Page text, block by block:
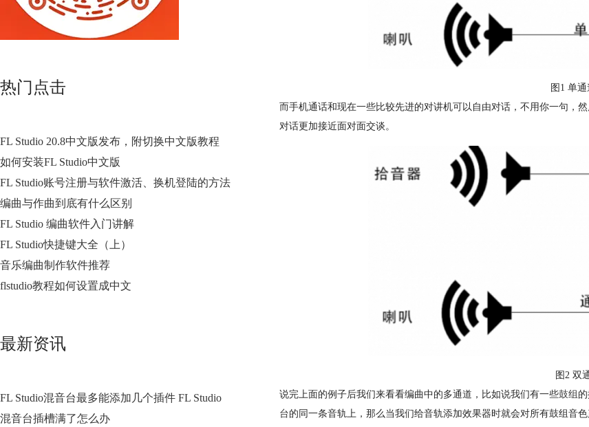
热门点击
FL Studio 20.8中文版发布，附切换中文版教程
如何安装FL Studio中文版
FL Studio账号注册与软件激活、换机登陆的方法
编曲与作曲到底有什么区别
FL Studio 编曲软件入门讲解
FL Studio快捷键大全（上）
音乐编曲制作软件推荐
flstudio教程如何设置成中文
最新资讯
FL Studio混音台最多能添加几个插件 FL Studio
混音台插槽满了怎么办
图1 单
而手机通话和现在一些比较先进的对讲机可以自由对话，不用你一句，
对话更加接近面对面交谈。
图2 双
说完上面的例子后我们来看看编曲中的多通道，比如说我们有一些鼓组
台的同一条音轨上，那么当我们给音轨添加效果器时就会对所有鼓组音